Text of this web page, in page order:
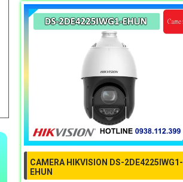
CAMERA HIKVISION DS-2DE4225IWG1-
EHUN